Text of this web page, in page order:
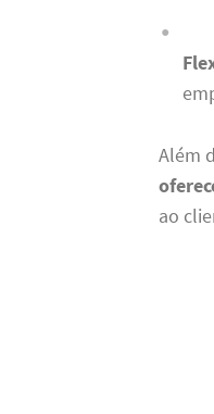
Além
ao